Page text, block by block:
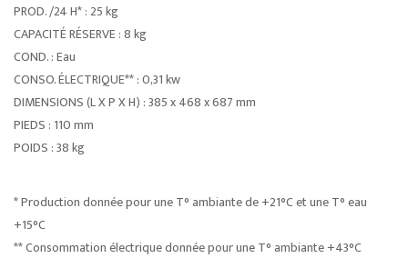
PROD. /24 H* : 25 kg
CAPACITÉ RÉSERVE : 8 kg
COND. : Eau
CONSO. ÉLECTRIQUE** : 0,31 kw
DIMENSIONS (L X P X H) : 385 x 468 x 687 mm
PIEDS : 110 mm
POIDS : 38 kg
* Production donnée pour une T° ambiante de +21°C et une T° eau
+15°C
** Consommation électrique donnée pour une T° ambiante +43°C